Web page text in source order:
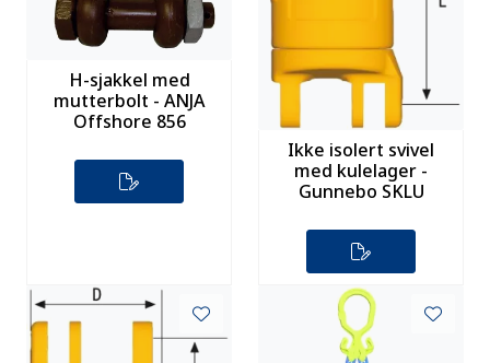
H-sjakkel med
mutterbolt - ANJA
Offshore 856
Ikke isolert svivel
med kulelager -
Gunnebo SKLU